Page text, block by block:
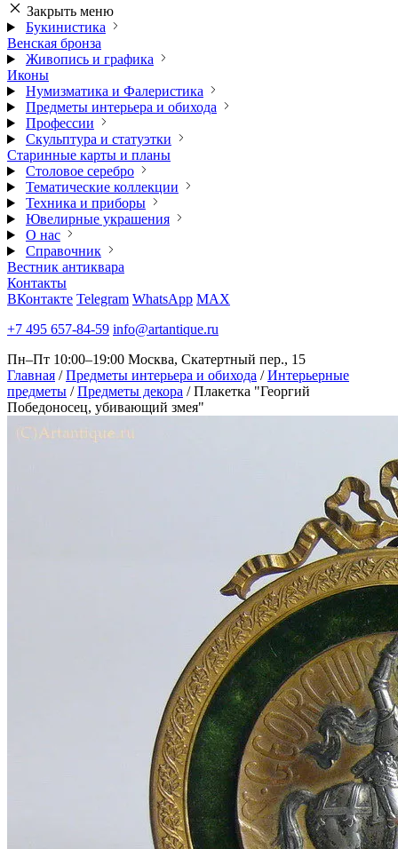
Закрыть меню
Букинистика
Венская бронза
Живопись и графика
Иконы
Нумизматика и Фалеристика
Предметы интерьера и обихода
Профессии
Скульптура и статуэтки
Старинные карты и планы
Столовое серебро
Тематические коллекции
Техника и приборы
Ювелирные украшения
О нас
Справочник
Вестник антиквара
Контакты
ВКонтакте Telegram WhatsApp MAX
+7 495 657-84-59 info@artantique.ru
Пн–Пт 10:00–19:00 Москва, Скатертный пер., 15
Главная / Предметы интерьера и обихода / Интерьерные
предметы / Предметы декора / Плакетка "Георгий
Победоносец, убивающий змея"